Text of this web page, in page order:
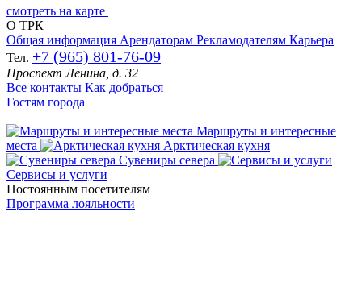
смотреть на карте
О ТРК
Общая информация Арендаторам Рекламодателям Карьера
Тел. +7 (965) 801-76-09
Проспект Ленина, д. 32
Все контакты Как добраться
Гостям города
Маршруты и интересные
места
Арктическая кухня
Сувениры севера
Сервисы и услуги
Постоянным посетителям
Программа лояльности